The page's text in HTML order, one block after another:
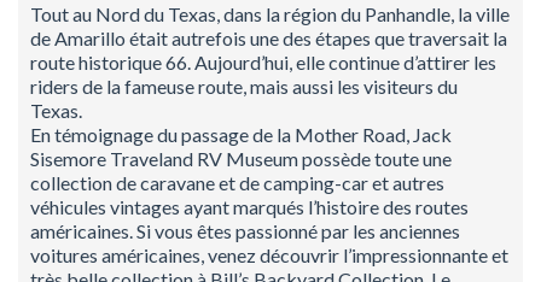
Tout au Nord du Texas, dans la région du Panhandle, la ville
de Amarillo était autrefois une des étapes que traversait la
route historique 66. Aujourd’hui, elle continue d’attirer les
riders de la fameuse route, mais aussi les visiteurs du
Texas.
En témoignage du passage de la Mother Road, Jack
Sisemore Traveland RV Museum possède toute une
collection de caravane et de camping-car et autres
véhicules vintages ayant marqués l’histoire des routes
américaines. Si vous êtes passionné par les anciennes
voitures américaines, venez découvrir l’impressionnante et